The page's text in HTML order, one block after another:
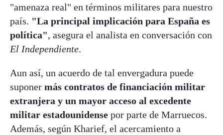
"amenaza real" en términos militares para nuestro
país. "La principal implicación para España es
política", asegura el analista en conversación con
El Independiente.
Aun así, un acuerdo de tal envergadura puede
suponer más contratos de financiación militar
extranjera y un mayor acceso al excedente
militar estadounidense por parte de Marruecos.
Además, según Kharief, el acercamiento a